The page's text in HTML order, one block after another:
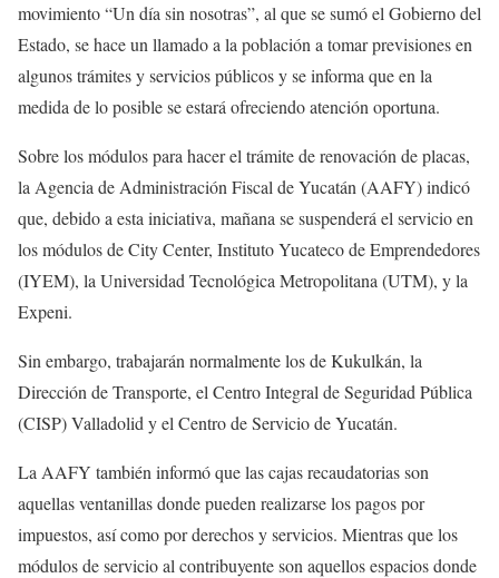
movimiento “Un día sin nosotras”, al que se sumó el Gobierno del
Estado, se hace un llamado a la población a tomar previsiones en
algunos trámites y servicios públicos y se informa que en la
medida de lo posible se estará ofreciendo atención oportuna.
Sobre los módulos para hacer el trámite de renovación de placas,
la Agencia de Administración Fiscal de Yucatán (AAFY) indicó
que, debido a esta iniciativa, mañana se suspenderá el servicio en
los módulos de City Center, Instituto Yucateco de Emprendedores
(IYEM), la Universidad Tecnológica Metropolitana (UTM), y la
Expeni.
Sin embargo, trabajarán normalmente los de Kukulkán, la
Dirección de Transporte, el Centro Integral de Seguridad Pública
(CISP) Valladolid y el Centro de Servicio de Yucatán.
La AAFY también informó que las cajas recaudatorias son
aquellas ventanillas donde pueden realizarse los pagos por
impuestos, así como por derechos y servicios. Mientras que los
módulos de servicio al contribuyente son aquellos espacios donde